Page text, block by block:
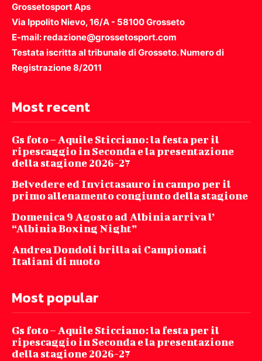
Grossetosport Aps
Via Ippolito Nievo, 16/A - 58100 Grosseto
E-mail: redazione@grossetosport.com
Testata iscritta al tribunale di Grosseto. Numero di
Registrazione 8/2011
Most recent
Gs foto – Aquile Sticciano: la festa per il
ripescaggio in Seconda e la presentazione
della stagione 2026-27
Belvedere ed Invictasauro in campo per il
primo allenamento congiunto della stagione
Domenica 9 Agosto ad Albinia arriva l’
“Albinia Boxing Night”
Andrea Dondoli brilla ai Campionati
Italiani di nuoto
Most popular
Gs foto – Aquile Sticciano: la festa per il
ripescaggio in Seconda e la presentazione
della stagione 2026-27